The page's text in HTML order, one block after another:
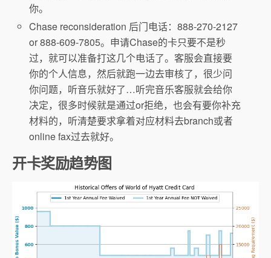
你。
Chase reconsideration 后门电话：888-270-2127
or 888-609-7805。申请Chase的卡只要不是秒
过，就可以准备打这几个电话了。客服会直接要
你的个人信息，然后就跑一边去审核了，很少问
你问题，听音乐就好了…听完音乐客服就会给你
决定，很多时候就是通过or拒绝，也会有要你补充
材料的，听清楚要求拿着对应材料去branch或者
online fax过去就好。
开卡奖励趋势图